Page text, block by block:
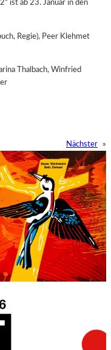
ist ab 23. Januar in den
Regie), Peer Klehmet
Thalbach, Winfried
Nächster »